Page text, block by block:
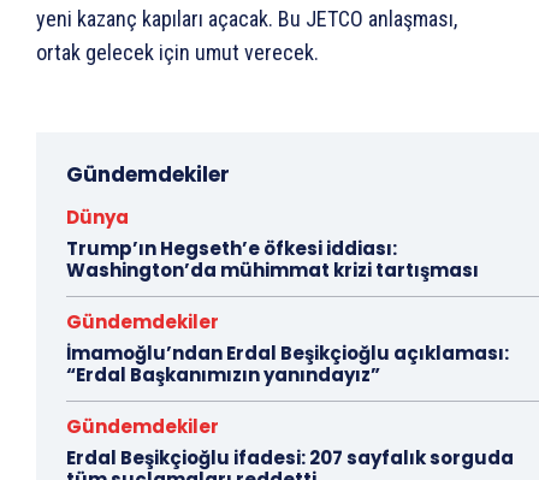
yeni kazanç kapıları açacak. Bu JETCO anlaşması,
ortak gelecek için umut verecek.
Gündemdekiler
Dünya
Trump’ın Hegseth’e öfkesi iddiası:
Washington’da mühimmat krizi tartışması
Gündemdekiler
İmamoğlu’ndan Erdal Beşikçioğlu açıklaması:
“Erdal Başkanımızın yanındayız”
Gündemdekiler
Erdal Beşikçioğlu ifadesi: 207 sayfalık sorguda